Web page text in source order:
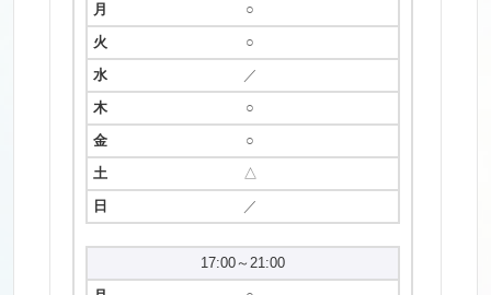
○
○
／
○
○
△
／
17:00～21:00